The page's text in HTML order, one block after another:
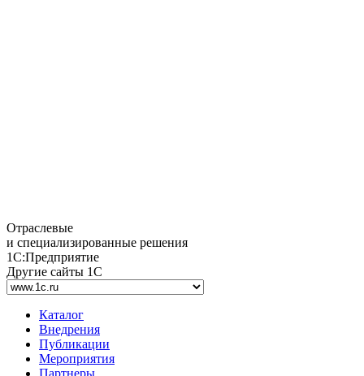
Отраслевые
и специализированные решения
1С:Предприятие
Другие сайты 1С
Каталог
Внедрения
Публикации
Мероприятия